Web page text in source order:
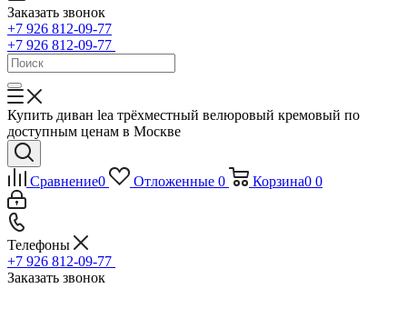
Заказать звонок
+7 926 812-09-77
+7 926 812-09-77
Купить диван lea трёхместный велюровый кремовый по
доступным ценам в Москве
Сравнение0 Отложенные 0 Корзина0 0
Телефоны
+7 926 812-09-77
Заказать звонок